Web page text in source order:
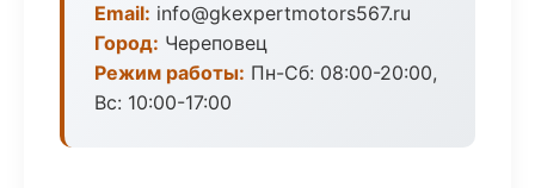
Email: info@gkexpertmotors567.ru
Город: Череповец
Режим работы: Пн-Сб: 08:00-20:00,
Вс: 10:00-17:00